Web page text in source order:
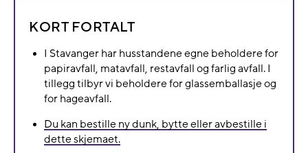
KORT FORTALT
I Stavanger har husstandene egne beholdere for
papiravfall, matavfall, restavfall og farlig avfall. I
tillegg tilbyr vi beholdere for glassemballasje og
for hageavfall.
Du kan bestille ny dunk, bytte eller avbestille i
dette skjemaet.